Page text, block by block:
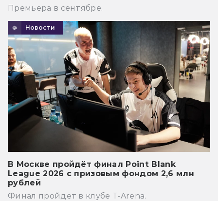
Премьера в сентябре.
Новости
В Москве пройдёт финал Point Blank
League 2026 с призовым фондом 2,6 млн
рублей
Финал пройдёт в клубе T-Arena.